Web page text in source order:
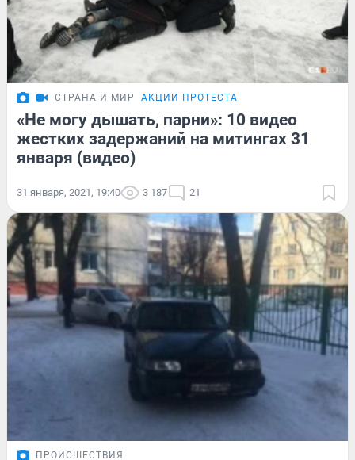
СТРАНА И МИР АКЦИИ ПРОТЕСТА
«Не могу дышать, парни»: 10 видео
жестких задержаний на митингах 31
января (видео)
31 января, 2021, 19:40 3 187 21
ПРОИСШЕСТВИЯ